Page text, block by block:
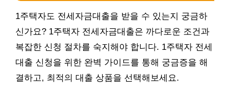
1주택자도 전세자금대출을 받을 수 있는지 궁금하
신가요? 1주택자 전세자금대출은 까다로운 조건과
복잡한 신청 절차를 숙지해야 합니다. 1주택자 전세
대출 신청을 위한 완벽 가이드를 통해 궁금증을 해
결하고, 최적의 대출 상품을 선택해보세요.